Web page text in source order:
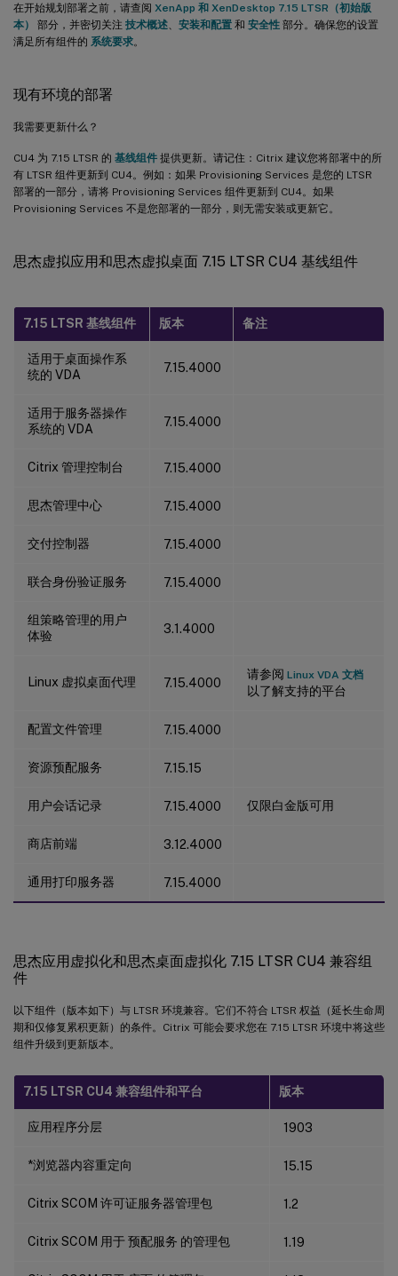
在开始规划部署之前，请查阅 XenApp 和 XenDesktop 7.15 LTSR（初始版
本）
部分，并密切关注 技术概述 安装和配置 和 安全性 部分。确保您的设置
满足所有组件的 系统要求。
现有环境的部署
我需要更新什么？
CU4 为 7.15 LTSR 的 基线组件 提供更新。请记住：Citrix 建议您将部署中的所
有 LTSR 组件更新到 CU4。例如：如果 Provisioning Services 是您的 LTSR
部署的一部分，请将 Provisioning Services 组件更新到 CU4。如果
Provisioning Services 不是您部署的一部分，则无需安装或更新它。
思杰虚拟应用和思杰虚拟桌面 7.15 LTSR CU4 基线组件
7.15 LTSR 基线组件 版本 备注
适用于桌面操作系
统的 VDA
7.15.4000
适用于服务器操作
系统的 VDA
7.15.4000
Citrix 管理控制台 7.15.4000
思杰管理中心 7.15.4000
交付控制器 7.15.4000
联合身份验证服务 7.15.4000
组策略管理的用户
体验
3.1.4000
Linux 虚拟桌面代理 7.15.4000
请参阅 Linux VDA 文档
以了解支持的平台
配置文件管理 7.15.4000
资源预配服务 7.15.15
用户会话记录 7.15.4000 仅限白金版可用
商店前端 3.12.4000
通用打印服务器 7.15.4000
思杰应用虚拟化和思杰桌面虚拟化 7.15 LTSR CU4 兼容组
件
以下组件（版本如下）与 LTSR 环境兼容。它们不符合 LTSR 权益（延长生命周
期和仅修复累积更新）的条件。Citrix 可能会要求您在 7.15 LTSR 环境中将这些
组件升级到更新版本。
7.15 LTSR CU4 兼容组件和平台 版本
应用程序分层 1903
*浏览器内容重定向 15.15
Citrix SCOM 许可证服务器管理包 1.2
Citrix SCOM 用于 预配服务 的管理包 1.19